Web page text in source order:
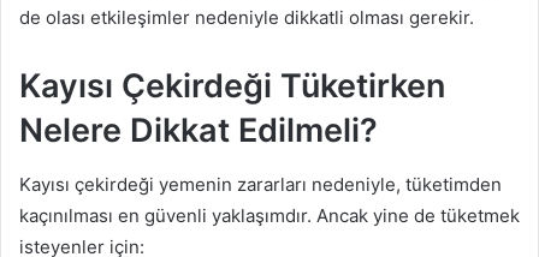
de olası etkileşimler nedeniyle dikkatli olması gerekir.
Kayısı Çekirdeği Tüketirken
Nelere Dikkat Edilmeli?
Kayısı çekirdeği yemenin zararları nedeniyle, tüketimden
kaçınılması en güvenli yaklaşımdır. Ancak yine de tüketmek
isteyenler için: